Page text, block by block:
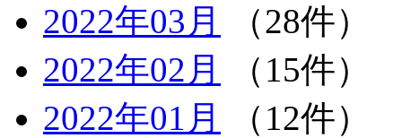
2022年03月
（28件）
2022年02月
（15件）
2022年01月
（12件）